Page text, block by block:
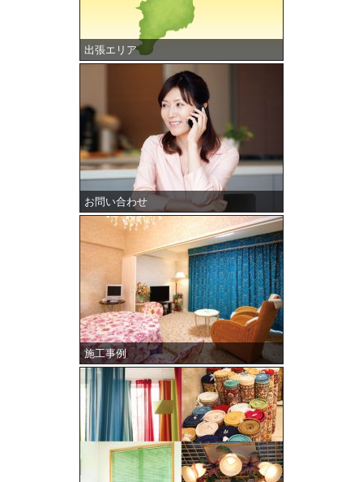
出張エリア
お問い合わせ
施工事例